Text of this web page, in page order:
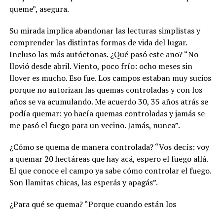
queme”, asegura.
Su mirada implica abandonar las lecturas simplistas y
comprender las distintas formas de vida del lugar.
Incluso las más autóctonas. ¿Qué pasó este año? “No
llovió desde abril. Viento, poco frío: ocho meses sin
llover es mucho. Eso fue. Los campos estaban muy sucios
porque no autorizan las quemas controladas y con los
años se va acumulando. Me acuerdo 30, 35 años atrás se
podía quemar: yo hacía quemas controladas y jamás se
me pasó el fuego para un vecino. Jamás, nunca”.
¿Cómo se quema de manera controlada? “Vos decís: voy
a quemar 20 hectáreas que hay acá, espero el fuego allá.
El que conoce el campo ya sabe cómo controlar el fuego.
Son llamitas chicas, las esperás y apagás”.
¿Para qué se quema? “Porque cuando están los